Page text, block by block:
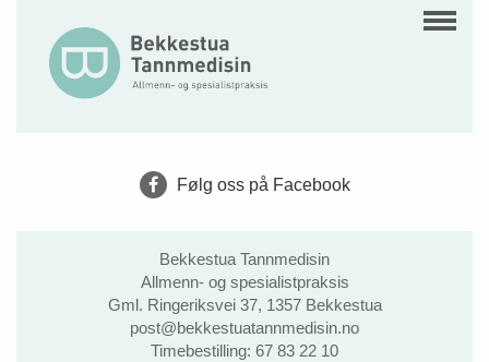
Følg oss på Facebook
Bekkestua Tannmedisin
Allmenn- og spesialistpraksis
Gml. Ringeriksvei 37, 1357 Bekkestua
post@bekkestuatannmedisin.no
Timebestilling: 67 83 22 10